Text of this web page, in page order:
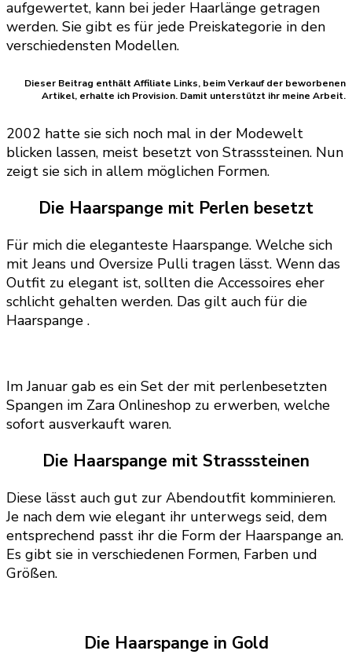
aufgewertet, kann bei jeder Haarlänge getragen
werden. Sie gibt es für jede Preiskategorie in den
verschiedensten Modellen.
Dieser Beitrag enthält Affiliate Links, beim Verkauf der beworbenen
Artikel, erhalte ich Provision. Damit unterstützt ihr meine Arbeit.
2002 hatte sie sich noch mal in der Modewelt
blicken lassen, meist besetzt von Strasssteinen. Nun
zeigt sie sich in allem möglichen Formen.
Die Haarspange mit Perlen besetzt
Für mich die eleganteste Haarspange. Welche sich
mit Jeans und Oversize Pulli tragen lässt. Wenn das
Outfit zu elegant ist, sollten die Accessoires eher
schlicht gehalten werden. Das gilt auch für die
Haarspange .
Im Januar gab es ein Set der mit perlenbesetzten
Spangen im Zara Onlineshop zu erwerben, welche
sofort ausverkauft waren.
Die Haarspange mit Strasssteinen
Diese lässt auch gut zur Abendoutfit komminieren.
Je nach dem wie elegant ihr unterwegs seid, dem
entsprechend passt ihr die Form der Haarspange an.
Es gibt sie in verschiedenen Formen, Farben und
Größen.
Die Haarspange in Gold